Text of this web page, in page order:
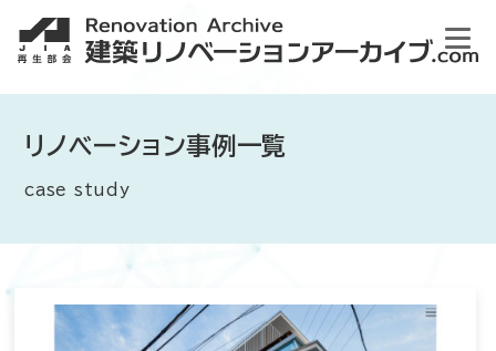
リノベーション事例一覧
case study